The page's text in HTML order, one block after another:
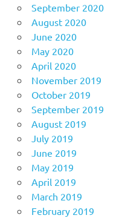
September 2020
August 2020
June 2020
May 2020
April 2020
November 2019
October 2019
September 2019
August 2019
July 2019
June 2019
May 2019
April 2019
March 2019
February 2019